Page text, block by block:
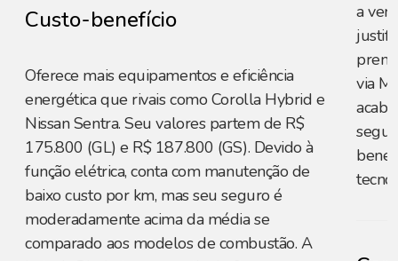
Custo-benefício
Oferece mais equipamentos e eficiência
energética que rivais como Corolla Hybrid e
Nissan Sentra. Seu valores partem de R$
175.800 (GL) e R$ 187.800 (GS). Devido à
função elétrica, conta com manutenção de
baixo custo por km, mas seu seguro é
moderadamente acima da média se
comparado aos modelos de combustão. A
a
via